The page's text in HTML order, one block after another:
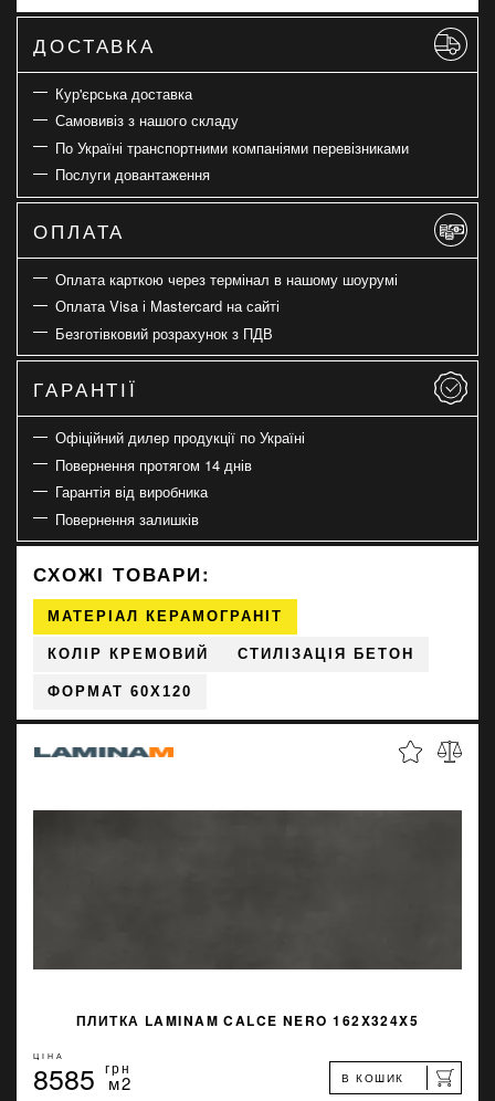
ДОСТАВКА
Кур'єрська доставка
Самовивіз з нашого складу
По Україні транспортними компаніями перевізниками
Послуги довантаження
ОПЛАТА
Оплата карткою через термінал в нашому шоурумі
Оплата Visa і Mastercard на сайті
Безготівковий розрахунок з ПДВ
ГАРАНТІЇ
Офіційний дилер продукції по Україні
Повернення протягом 14 днів
Гарантія від виробника
Повернення залишків
СХОЖІ ТОВАРИ:
МАТЕРІАЛ КЕРАМОГРАНІТ
КОЛІР КРЕМОВИЙ СТИЛІЗАЦІЯ БЕТОН
ФОРМАТ 60X120
ПЛИТКА LAMINAM CALCE NERO 162X324X5
ЦІНА
8585 грн
м2 В КОШИК